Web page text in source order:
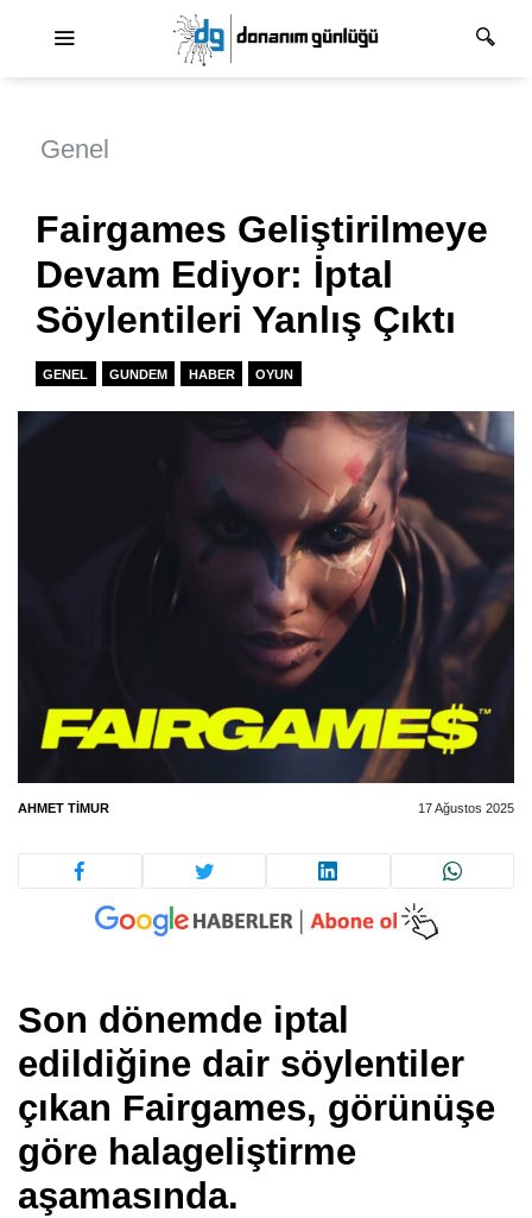
Genel
Fairgames Geliştirilmeye
Devam Ediyor: İptal
Söylentileri Yanlış Çıktı
GENEL GUNDEM HABER OYUN
AHMET TIMUR 17 Ağustos 2025
Son dönemde iptal
edildiğine dair söylentiler
çıkan Fairgames, görünüşe
göre halageliştirme
aşamasında.